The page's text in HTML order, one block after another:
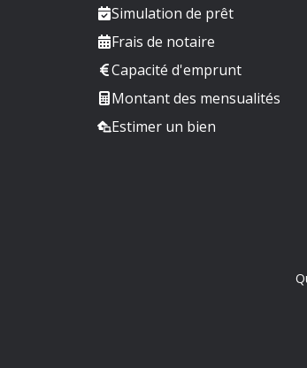
Simulation de prêt
Frais de notaire
Capacité d'emprunt
Montant des mensualités
Estimer un bien